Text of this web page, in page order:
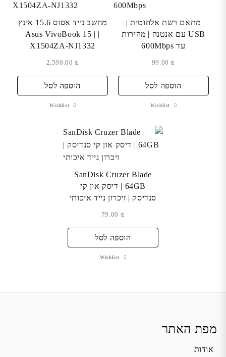
מתאם רשת אלחוטית |
USB עם אנטנה | מהירות
עד 600Mbps
₪
הוספה לסל
Wishlist
מחשב נייד אסוס 15.6 אינץ
| Asus VivoBook 15 |
X1504ZA-NJ1332
₪
הוספה לסל
Wishlist
SanDisk Cruzer Blade
64GB | דיסק און קי
סנדיסק | זיכרון נייד איכותי
₪
הוספה לסל
Wishlist
מפת האתר
אודות